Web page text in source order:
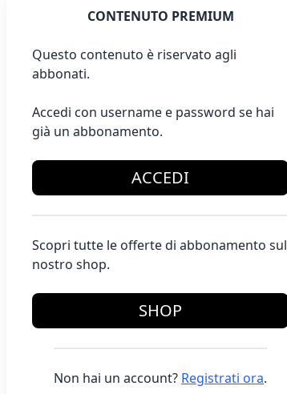
CONTENUTO PREMIUM
Questo contenuto è riservato agli
abbonati.
Accedi con username e password se hai
già un abbonamento.
ACCEDI
Scopri tutte le offerte di abbonamento sul
nostro shop.
SHOP
Non hai un account? Registrati ora.